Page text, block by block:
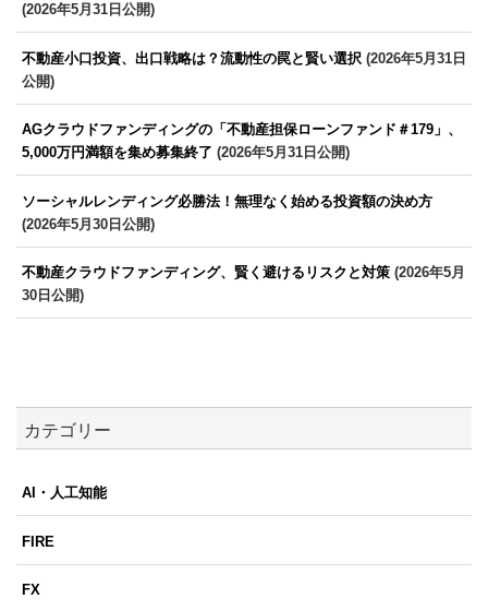
(2026年5月31日公開)
不動産小口投資、出口戦略は？流動性の罠と賢い選択 (2026年5月31日
公開)
AGクラウドファンディングの「不動産担保ローンファンド＃179」、
5,000万円満額を集め募集終了 (2026年5月31日公開)
ソーシャルレンディング必勝法！無理なく始める投資額の決め方
(2026年5月30日公開)
不動産クラウドファンディング、賢く避けるリスクと対策 (2026年5月
30日公開)
カテゴリー
AI・人工知能
FIRE
FX